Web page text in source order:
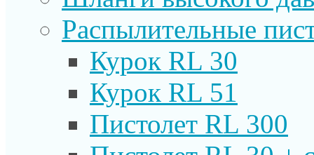
Распылительные
Курок RL 30
Курок RL 51
Пистолет RL 300